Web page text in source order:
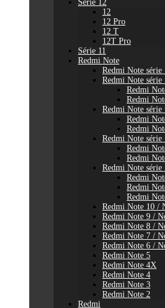
Série 12
12
12 Pro
12 T
12T Pro
Série 11
Redmi Note
Redmi Note série
Redmi Note série
Redmi
Redmi
Redmi Note série
Redmi
Redmi
Redmi Note série
Redmi
Redmi
Redmi Note série
Redmi
Redmi
Redmi
Redmi Note 10 /
Redmi Note 9 /
Redmi Note 8 /
Redmi Note 7 /
Redmi Note 6 /
Redmi Note 5
Redmi Note 4X
Redmi Note 4
Redmi Note 3
Redmi Note 2
Redmi